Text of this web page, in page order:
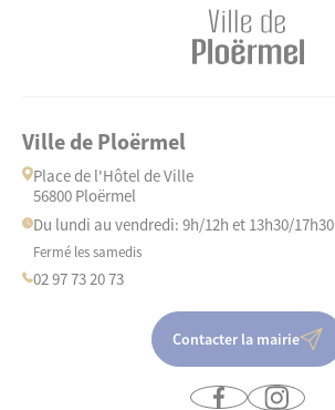
Ville de Ploërmel
Place de l'Hôtel de Ville
56800 Ploërmel
Du lundi au vendredi: 9h/12h et 13h30/17h30
Fermé les samedis
02 97 73 20 73
Contacter la mairie